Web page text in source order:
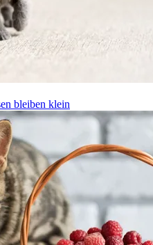
bleiben klein